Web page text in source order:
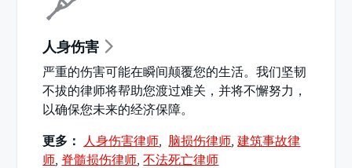
人身伤害
严重的伤害可能在瞬间颠覆您的生活。我们坚韧
不拔的律师将帮助您渡过难关，并将不懈努力，
以确保您未来的经济保障。
更多： 人身伤害律师, 脑损伤律师,建筑事故律
师, 脊髓损伤律师,不法死亡律师